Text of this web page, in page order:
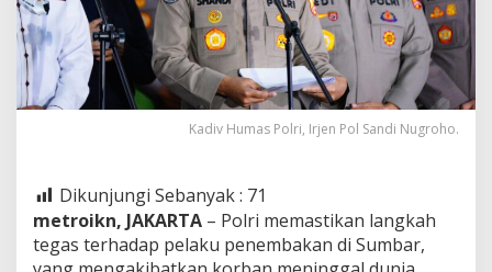
Kadiv Humas Polri, Irjen Pol Sandi Nugroho.
Dikunjungi Sebanyak : 71
metroikn, JAKARTA – Polri memastikan langkah
tegas terhadap pelaku penembakan di Sumbar,